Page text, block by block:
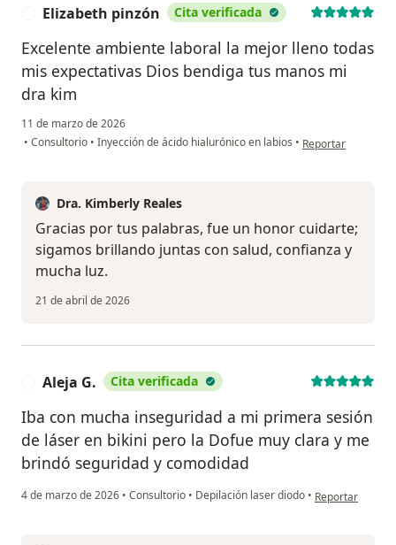
Elizabeth pinzón Cita verificada
Excelente ambiente laboral la mejor lleno todas
mis expectativas Dios bendiga tus manos mi
dra kim
11 de marzo de 2026
• Consultorio • Inyección de ácido hialurónico en labios • en opinión del
Reportar
Dra. Kimberly Reales
Gracias por tus palabras, fue un honor cuidarte;
sigamos brillando juntas con salud, confianza y
mucha luz.
21 de abril de 2026
Aleja G. Cita verificada
Iba con mucha inseguridad a mi primera sesión
de láser en bikini pero la Dofue muy clara y me
brindó seguridad y comodidad
4 de marzo de 2026 • Consultorio • Depilación laser diodo • en opinión del
Reportar